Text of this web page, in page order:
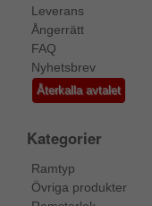
Leverans
Ångerrätt
FAQ
Nyhetsbrev
Återkalla avtalet
Kategorier
Ramtyp
Övriga produkter